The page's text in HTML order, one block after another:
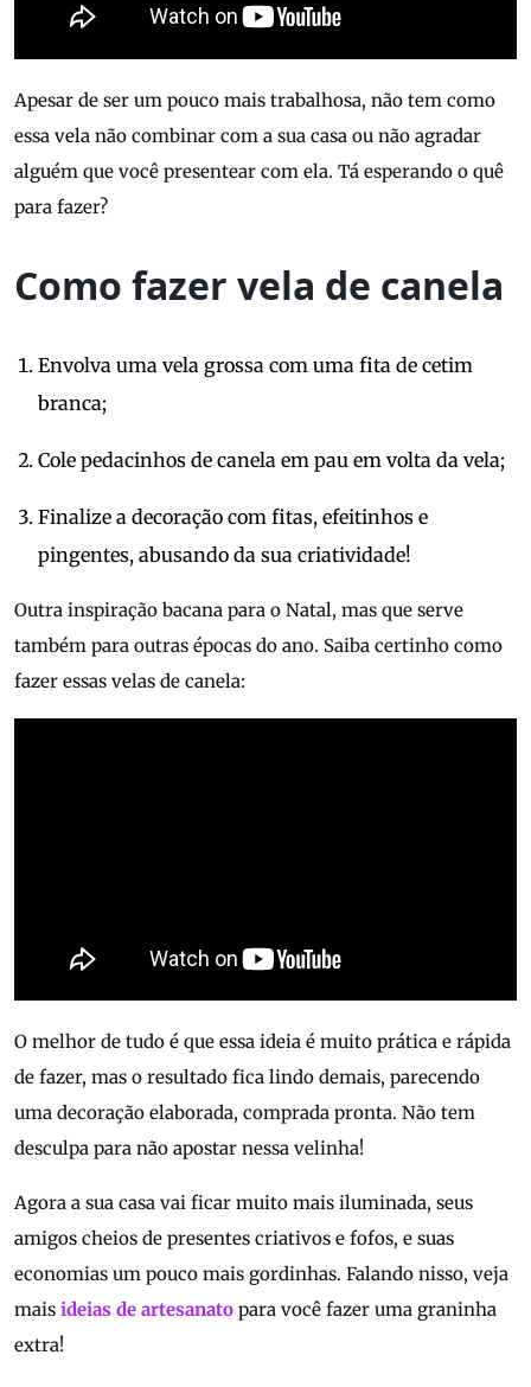
Apesar de ser um pouco mais trabalhosa, não tem como
essa vela não combinar com a sua casa ou não agradar
alguém que você presentear com ela. Tá esperando o quê
para fazer?
Como fazer vela de canela
Envolva uma vela grossa com uma fita de cetim
branca;
Cole pedacinhos de canela em pau em volta da vela;
Finalize a decoração com fitas, efeitinhos e
pingentes, abusando da sua criatividade!
Outra inspiração bacana para o Natal, mas que serve
também para outras épocas do ano. Saiba certinho como
fazer essas velas de canela:
O melhor de tudo é que essa ideia é muito prática e rápida
de fazer, mas o resultado fica lindo demais, parecendo
uma decoração elaborada, comprada pronta. Não tem
desculpa para não apostar nessa velinha!
Agora a sua casa vai ficar muito mais iluminada, seus
amigos cheios de presentes criativos e fofos, e suas
economias um pouco mais gordinhas. Falando nisso, veja
mais ideias de artesanato para você fazer uma graninha
extra!